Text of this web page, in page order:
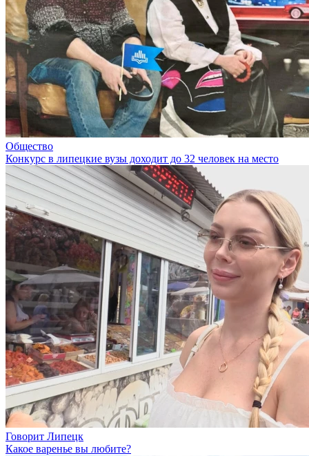
Общество
Конкурс в липецкие вузы доходит до 32 человек на место
Говорит Липецк
Какое варенье вы любите?